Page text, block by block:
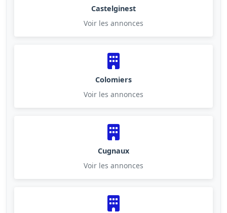
Castelginest
Voir les annonces
Colomiers
Voir les annonces
Cugnaux
Voir les annonces